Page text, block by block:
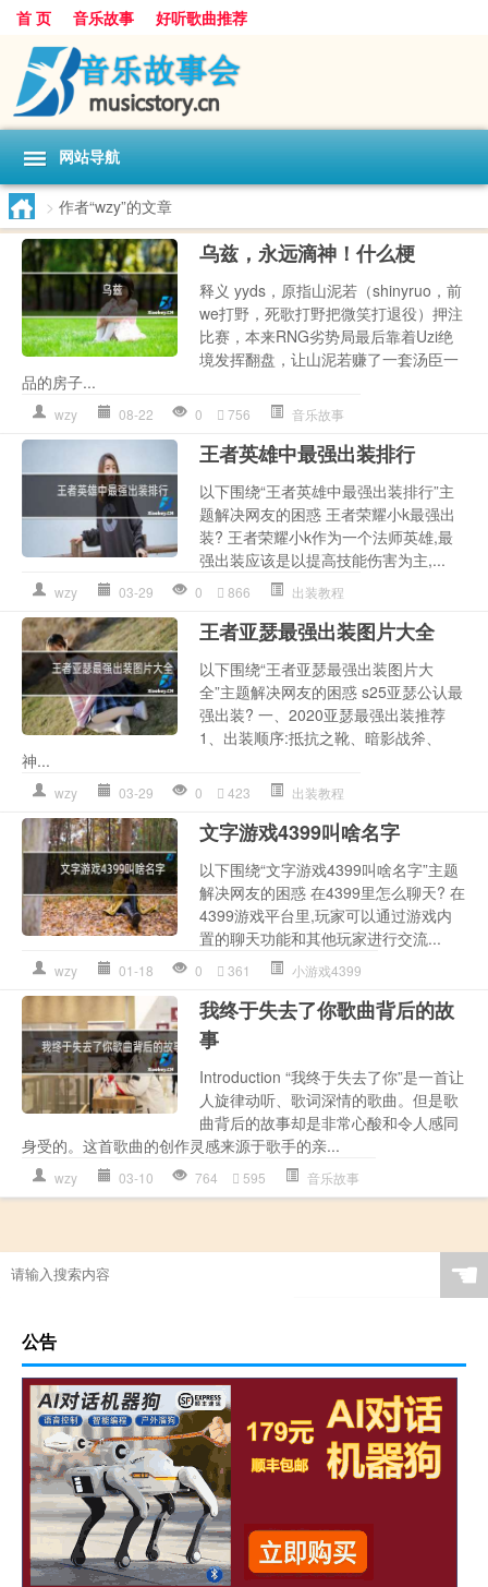
首 页 音乐故事 好听歌曲推荐
网站导航
> 作者“wzy”的文章
乌兹，永远滴神！什么梗
释义 yyds，原指山泥若（shinyruo，前
we打野，死歌打野把微笑打退役）押注
比赛，本来RNG劣势局最后靠着Uzi绝
境发挥翻盘，让山泥若赚了一套汤臣一
品的房子...
wzy 08-22 0 756 音乐故事
王者英雄中最强出装排行
以下围绕“王者英雄中最强出装排行”主
题解决网友的困惑 王者荣耀小k最强出
装? 王者荣耀小k作为一个法师英雄,最
强出装应该是以提高技能伤害为主,...
wzy 03-29 0 866 出装教程
王者亚瑟最强出装图片大全
以下围绕“王者亚瑟最强出装图片大
全”主题解决网友的困惑 s25亚瑟公认最
强出装? 一、2020亚瑟最强出装推荐
1、出装顺序:抵抗之靴、暗影战斧、
神...
wzy 03-29 0 423 出装教程
文字游戏4399叫啥名字
以下围绕“文字游戏4399叫啥名字”主题
解决网友的困惑 在4399里怎么聊天? 在
4399游戏平台里,玩家可以通过游戏内
置的聊天功能和其他玩家进行交流...
wzy 01-18 0 361 小游戏4399
我终于失去了你歌曲背后的故
事
Introduction “我终于失去了你”是一首让
人旋律动听、歌词深情的歌曲。但是歌
曲背后的故事却是非常心酸和令人感同
身受的。这首歌曲的创作灵感来源于歌手的亲...
wzy 03-10 764 595 音乐故事
☚
公告